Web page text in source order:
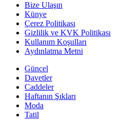
Bize Ulaşın
Künye
Çerez Politikası
Gizlilik ve KVK Politikası
Kullanım Koşulları
Aydınlatma Metni
Güncel
Davetler
Caddeler
Haftanın Şıkları
Moda
Tatil